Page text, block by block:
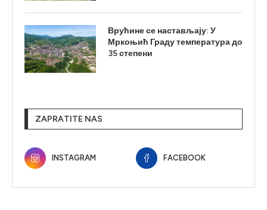
Врућине се настављају: У
Мркоњић Граду температура до
35 степени
ZAPRATITE NAS
INSTAGRAM FACEBOOK